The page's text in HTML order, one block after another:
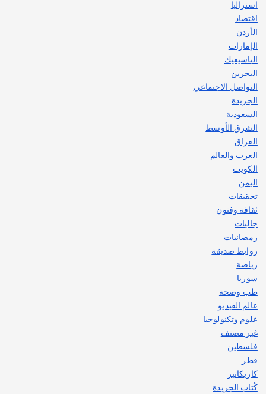
استراليا
اقتصاد
الأردن
الإمارات
الباسيفيك
البحرين
التواصل الاجتماعي
الجريدة
السعودية
الشرق الأوسط
العراق
العرب والعالم
الكويت
اليمن
تحقيقات
ثقافة وفنون
جاليات
رمضانيات
روابط صديقة
رياضة
سوريا
طب وصحة
عالم الفيديو
علوم وتكنولوجيا
غير مصنف
فلسطين
قطر
كاريكاتير
كُتاب الجريدة